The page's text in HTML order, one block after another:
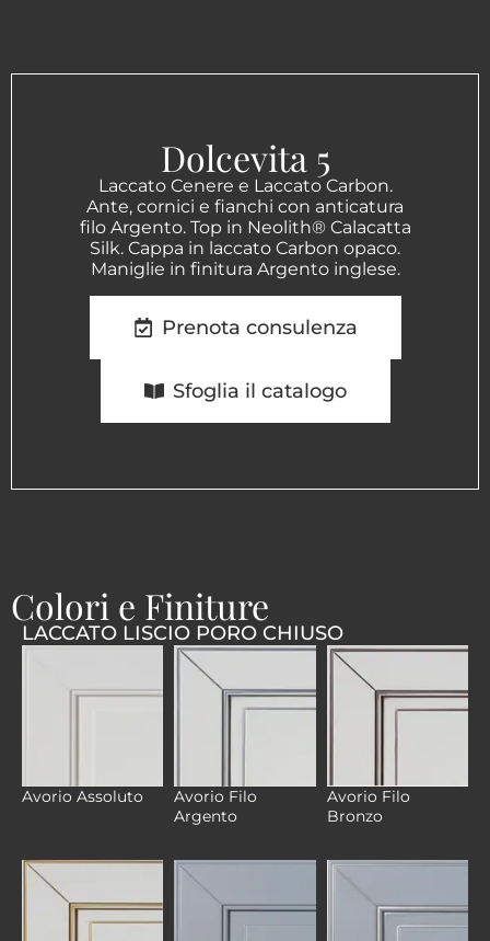
Dolcevita 5
Laccato Cenere e Laccato Carbon.
Ante, cornici e fianchi con anticatura
filo Argento. Top in Neolith® Calacatta
Silk. Cappa in laccato Carbon opaco.
Maniglie in finitura Argento inglese.
Prenota consulenza
Sfoglia il catalogo
Colori e Finiture
LACCATO LISCIO PORO CHIUSO
Avorio Assoluto
Avorio Filo
Argento
Avorio Filo
Bronzo